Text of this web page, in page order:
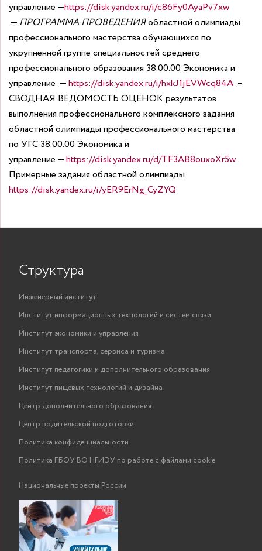
управление —https://disk.yandex.ru/i/c86Fy0AyaPv7xw
— ПРОГРАММА ПРОВЕДЕНИЯобластной олимпиады
профессионального мастерства обучающихся по
укрупненной группе специальностей среднего
профессионального образования 38.00.00 Экономика и
управление —https://disk.yandex.ru/i/hxkJ1jEVWcq84A –
СВОДНАЯ ВЕДОМОСТЬ ОЦЕНОК результатов
выполнения профессионального комплексного задания
областной олимпиады профессионального мастерства
по УГС 38.00.00 Экономика и
управление —https://disk.yandex.ru/d/TF3AB8ouxoXr5w
Примерные задания областной олимпиады
https://disk.yandex.ru/i/yER9ErNg_CyZYQ
Структура
Инженерный институт
Институт информационных технологий и систем связи
Институт экономики и управления
Институт транспорта, сервиса и туризма
Институт педагогики и дополнительного образования
Институт пищевых технологий и дизайна
Центр дополнительного образования
Центр водительской подготовки
Политика конфиденциальности
Политика ГБОУ ВО НГИЭУ по работе с файлами cookie
Национальные проекты России